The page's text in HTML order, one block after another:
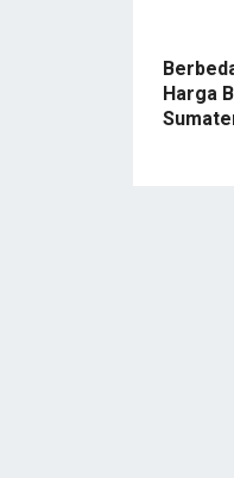
Harga